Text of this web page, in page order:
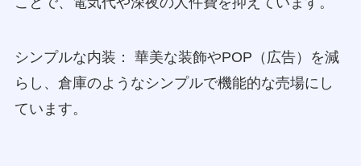
シンプルな内装： 華美な装飾やPOP（広告）を減
らし、倉庫のようなシンプルで機能的な売場にし
ています。